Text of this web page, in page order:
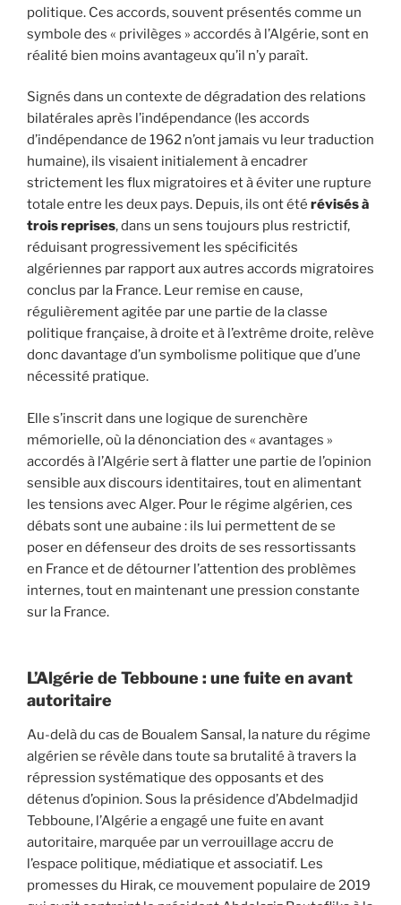
politique. Ces accords, souvent présentés comme un
symbole des « privilèges » accordés à l’Algérie, sont en
réalité bien moins avantageux qu’il n’y paraît.
Signés dans un contexte de dégradation des relations
bilatérales après l’indépendance (les accords
d’indépendance de 1962 n’ont jamais vu leur traduction
humaine), ils visaient initialement à encadrer
strictement les flux migratoires et à éviter une rupture
totale entre les deux pays. Depuis, ils ont été révisés à
trois reprises, dans un sens toujours plus restrictif,
réduisant progressivement les spécificités
algériennes par rapport aux autres accords migratoires
conclus par la France. Leur remise en cause,
régulièrement agitée par une partie de la classe
politique française, à droite et à l’extrême droite, relève
donc davantage d’un symbolisme politique que d’une
nécessité pratique.
Elle s’inscrit dans une logique de surenchère
mémorielle, où la dénonciation des « avantages »
accordés à l’Algérie sert à flatter une partie de l’opinion
sensible aux discours identitaires, tout en alimentant
les tensions avec Alger. Pour le régime algérien, ces
débats sont une aubaine : ils lui permettent de se
poser en défenseur des droits de ses ressortissants
en France et de détourner l’attention des problèmes
internes, tout en maintenant une pression constante
sur la France.
L’Algérie de Tebboune : une fuite en avant
autoritaire
Au-delà du cas de Boualem Sansal, la nature du régime
algérien se révèle dans toute sa brutalité à travers la
répression systématique des opposants et des
détenus d’opinion. Sous la présidence d’Abdelmadjid
Tebboune, l’Algérie a engagé une fuite en avant
autoritaire, marquée par un verrouillage accru de
l’espace politique, médiatique et associatif. Les
promesses du Hirak, ce mouvement populaire de 2019